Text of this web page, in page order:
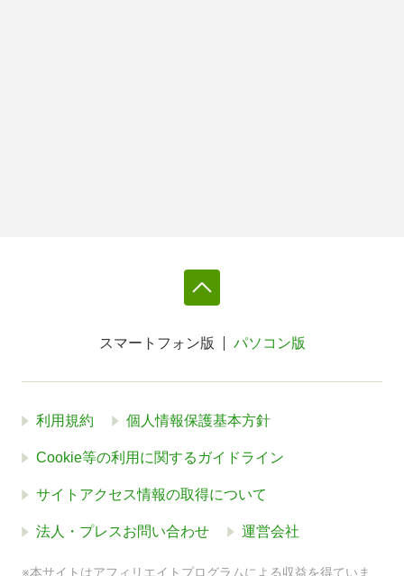
スマートフォン版 パソコン版
利用規約 個人情報保護基本方針
Cookie等の利用に関するガイドライン
サイトアクセス情報の取得について
法人・プレスお問い合わせ 運営会社
※本サイトはアフィリエイトプログラムによる収益を得ていま